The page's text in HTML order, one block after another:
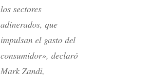
los sectores
adinerados, que
impulsan el gasto del
consumidor», declaró
Mark Zandi,